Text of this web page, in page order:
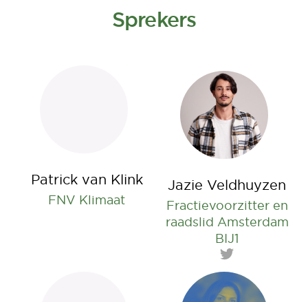
Sprekers
Patrick van Klink
FNV Klimaat
Jazie Veldhuyzen
Fractievoorzitter en
raadslid Amsterdam
BIJ1
Twitter